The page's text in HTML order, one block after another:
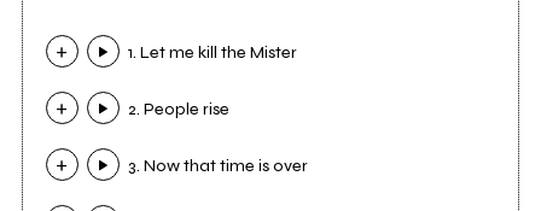
1. Let me kill the Mister
2. People rise
3. Now that time is over